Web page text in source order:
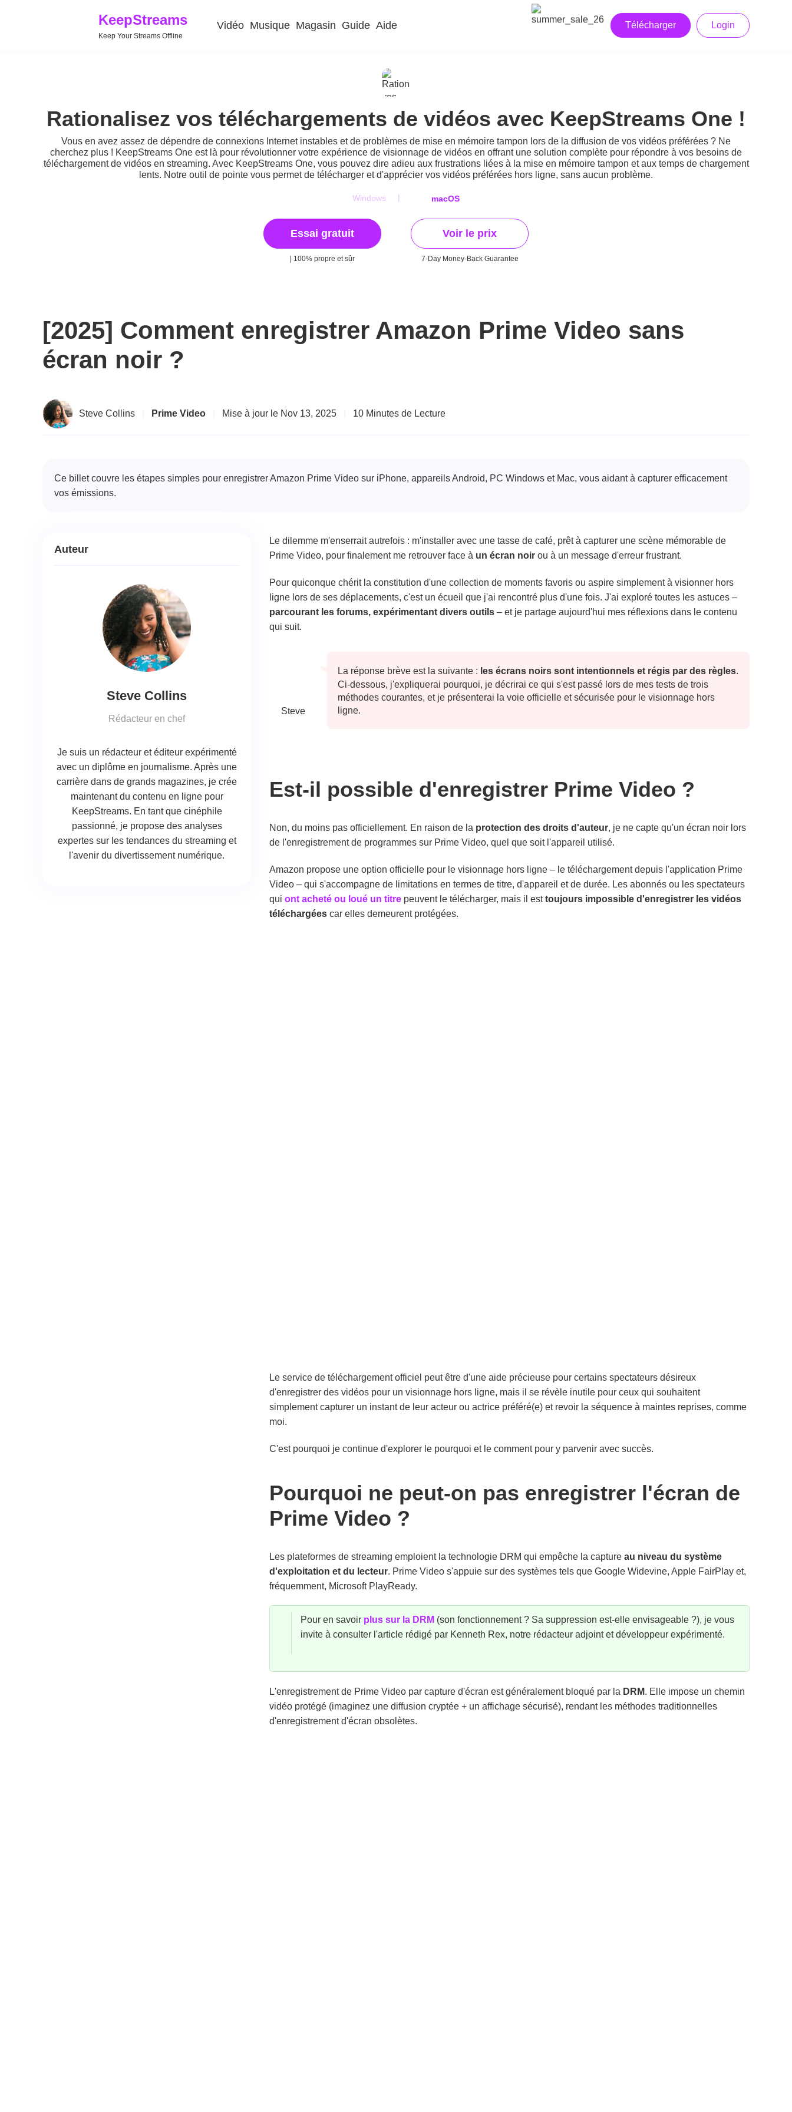
KeepStreams
Keep Your Streams Offline
Vidéo Musique Magasin Guide Aide Télécharger Login
Rationalisez vos téléchargements de vidéos avec KeepStreams One !
Vous en avez assez de dépendre de connexions Internet instables et de problèmes de mise en mémoire tampon lors de la diffusion de vos vidéos préférées ? Ne
cherchez plus ! KeepStreams One est là pour révolutionner votre expérience de visionnage de vidéos en offrant une solution complète pour répondre à vos besoins de
téléchargement de vidéos en streaming. Avec KeepStreams One, vous pouvez dire adieu aux frustrations liées à la mise en mémoire tampon et aux temps de chargement
lents. Notre outil de pointe vous permet de télécharger et d'apprécier vos vidéos préférées hors ligne, sans aucun problème.
Windows | macOS
Essai gratuit
| 100% propre et sûr
Voir le prix
7-Day Money-Back Guarantee
[2025] Comment enregistrer Amazon Prime Video sans
écran noir ?
Steve Collins Prime Video Mise à jour le Nov 13, 2025 10 Minutes de Lecture
Ce billet couvre les étapes simples pour enregistrer Amazon Prime Video sur iPhone, appareils Android, PC Windows et Mac, vous aidant à capturer efficacement
vos émissions.
Le dilemme m'enserrait autrefois : m'installer avec une tasse de café, prêt à capturer une scène mémorable de
Prime Video, pour finalement me retrouver face à un écran noir ou à un message d'erreur frustrant.
Pour quiconque chérit la constitution d'une collection de moments favoris ou aspire simplement à visionner hors
ligne lors de ses déplacements, c'est un écueil que j'ai rencontré plus d'une fois. J'ai exploré toutes les astuces –
parcourant les forums, expérimentant divers outils – et je partage aujourd'hui mes réflexions dans le contenu
qui suit.
Steve
La réponse brève est la suivante : les écrans noirs sont intentionnels et régis par des règles.
Ci-dessous, j'expliquerai pourquoi, je décrirai ce qui s'est passé lors de mes tests de trois
méthodes courantes, et je présenterai la voie officielle et sécurisée pour le visionnage hors
ligne.
Est-il possible d'enregistrer Prime Video ?
Non, du moins pas officiellement. En raison de la protection des droits d'auteur, je ne capte qu'un écran noir lors
de l'enregistrement de programmes sur Prime Video, quel que soit l'appareil utilisé.
Amazon propose une option officielle pour le visionnage hors ligne – le téléchargement depuis l'application Prime
Video – qui s'accompagne de limitations en termes de titre, d'appareil et de durée. Les abonnés ou les spectateurs
qui ont acheté ou loué un titre peuvent le télécharger, mais il esttoujours impossible d'enregistrer les vidéos
téléchargées car elles demeurent protégées.
Le service de téléchargement officiel peut être d'une aide précieuse pour certains spectateurs désireux
d'enregistrer des vidéos pour un visionnage hors ligne, mais il se révèle inutile pour ceux qui souhaitent
simplement capturer un instant de leur acteur ou actrice préféré(e) et revoir la séquence à maintes reprises, comme
moi.
C'est pourquoi je continue d'explorer le pourquoi et le comment pour y parvenir avec succès.
Pourquoi ne peut-on pas enregistrer l'écran de
Prime Video ?
Les plateformes de streaming emploient la technologie DRM qui empêche la capture au niveau du système
d'exploitation et du lecteur. Prime Video s'appuie sur des systèmes tels que Google Widevine, Apple FairPlay et,
fréquemment, Microsoft PlayReady.
Pour en savoir plus sur la DRM (son fonctionnement ? Sa suppression est-elle envisageable ?), je vous
invite à consulter l'article rédigé par Kenneth Rex, notre rédacteur adjoint et développeur expérimenté.
L'enregistrement de Prime Video par capture d'écran est généralement bloqué par la DRM. Elle impose un chemin
vidéo protégé (imaginez une diffusion cryptée + un affichage sécurisé), rendant les méthodes traditionnelles
d'enregistrement d'écran obsolètes.
Auteur
Steve Collins
Rédacteur en chef
Je suis un rédacteur et éditeur expérimenté
avec un diplôme en journalisme. Après une
carrière dans de grands magazines, je crée
maintenant du contenu en ligne pour
KeepStreams. En tant que cinéphile
passionné, je propose des analyses
expertes sur les tendances du streaming et
l'avenir du divertissement numérique.